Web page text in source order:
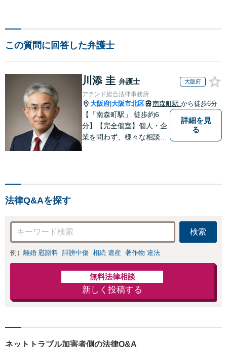
この質問に回答した弁護士
川添 圭 弁護士 大阪府
アテンド総合法律事務所
大阪府 大阪市北区 南森町駅 から徒歩6分
【「南森町駅」 徒歩約6
分】【完全個室】個人・企
業を問わず、様々な相談を
詳細を見
る
法律Q&Aを探す
検索
例） 離婚 慰謝料 誹謗中傷 相続 遺産 著作物 違法
無料法律相談
新しく投稿する
ネットトラブル加害者側の法律Q&A